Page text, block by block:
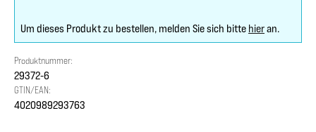
Um dieses Produkt zu bestellen, melden Sie sich bitte hieran.
Produktnummer:
29372-6
GTIN/EAN:
4020989293763